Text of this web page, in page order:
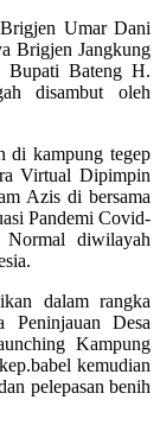
Umar Dani
Brigjen Jangkung
Bupati Bateng H.
disambut oleh
di kampung tegep
Virtual Dipimpin
Azis di bersama
Pandemi Covid-
Normal diwilayah
dalam rangka
Peninjauan Desa
Kampung
kemudian
pelepasan benih